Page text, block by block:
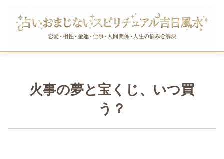
火事の夢と宝くじ、いつ買
う？